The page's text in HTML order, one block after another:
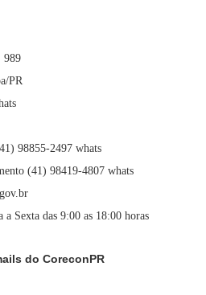
989
PR
98855-2497 whats
(41) 98419-4807 whats
Sexta das 9:00 as 18:00 horas
do CoreconPR